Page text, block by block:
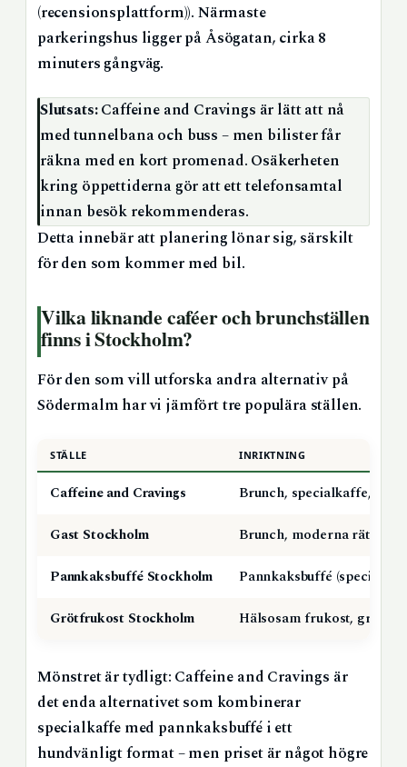
(recensionsplattform)). Närmaste
parkeringshus ligger på Åsögatan, cirka 8
minuters gångväg.
Slutsats:Caffeine and Cravings är lätt att nå
med tunnelbana och buss – men bilister får
räkna med en kort promenad. Osäkerheten
kring öppettiderna gör att ett telefonsamtal
innan besök rekommenderas.
Detta innebär att planering lönar sig, särskilt
för den som kommer med bil.
Vilka liknande caféer och brunchställen
finns i Stockholm?
För den som vill utforska andra alternativ på
Södermalm har vi jämfört tre populära ställen.
STÄLLE INRIKTNING
Caffeine and Cravings
Brunch, specialkaffe,
Gast Stockholm
Brunch, moderna rätter
Pannkaksbuffé Stockholm
Pannkaksbuffé
Grötfrukost Stockholm
Hälsosam frukost, gröt
Mönstret är tydligt: Caffeine and Cravings är
det enda alternativet som kombinerar
specialkaffe med pannkaksbuffé i ett
hundvänligt format – men priset är något högre